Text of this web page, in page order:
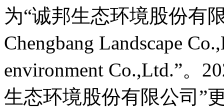
为“诚邦生态环境股份有
Chengbang Landscape
environment Co.,Ltd.”。
生态环境股份有限公司”